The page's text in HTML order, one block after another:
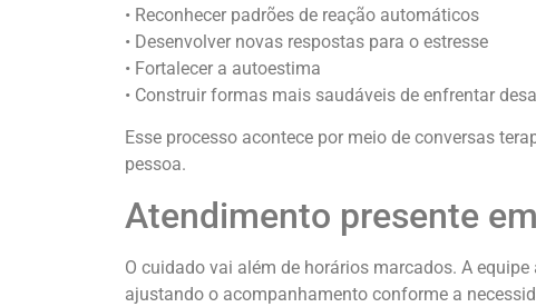
• Reconhecer padrões de reação automáticos
• Desenvolver novas respostas para o estresse
• Fortalecer a autoestima
• Construir formas mais saudáveis de enfrentar
Esse processo acontece por meio de conversas
pessoa.
Atendimento presente
O cuidado vai além de horários marcados. A
ajustando o acompanhamento conforme a